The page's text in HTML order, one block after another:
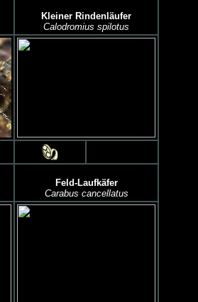
Kleiner Rindenläufer
Calodromius spilotus
Feld-Laufkäfer
Carabus cancellatus